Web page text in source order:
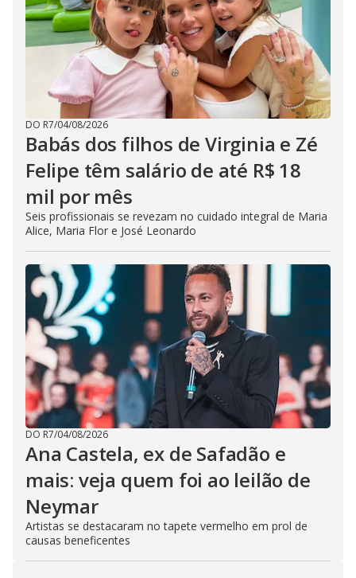
DO R7/04/08/2026
Babás dos filhos de Virginia e Zé
Felipe têm salário de até R$ 18
mil por mês
Seis profissionais se revezam no cuidado integral de Maria
Alice, Maria Flor e José Leonardo
DO R7/04/08/2026
Ana Castela, ex de Safadão e
mais: veja quem foi ao leilão de
Neymar
Artistas se destacaram no tapete vermelho em prol de
causas beneficentes